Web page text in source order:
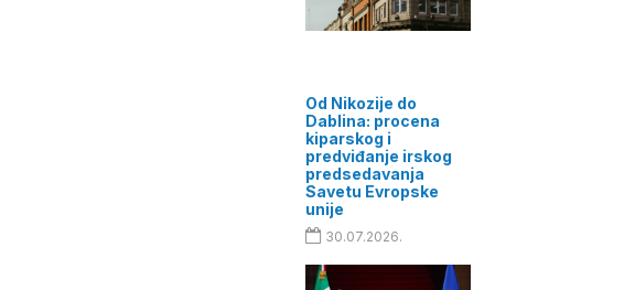
Od Nikozije do
Dablina: procena
kiparskog i
predviđanje irskog
predsedavanja
Savetu Evropske
unije
30.07.2026.